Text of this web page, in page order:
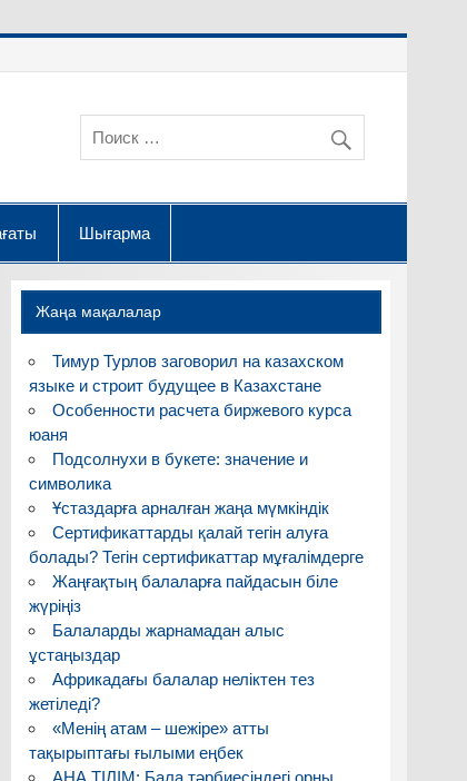
Шығарма
Жаңа мақалалар
Тимур Турлов заговорил на казахском
языке и строит будущее в Казахстане
Особенности расчета биржевого курса
юаня
Подсолнухи в букете: значение и
символика
Ұстаздарға арналған жаңа мүмкіндік
Сертификаттарды қалай тегін алуға
болады? Тегін сертификаттар мұғалімдерге
Жаңғақтың балаларға пайдасын біле
жүріңіз
Балаларды жарнамадан алыс
ұстаңыздар
Африкадағы балалар неліктен тез
жетіледі?
«Менің атам – шежіре» атты
тақырыптағы ғылыми еңбек
АНА ТІЛІМ: Бала тәрбиесіндегі орны